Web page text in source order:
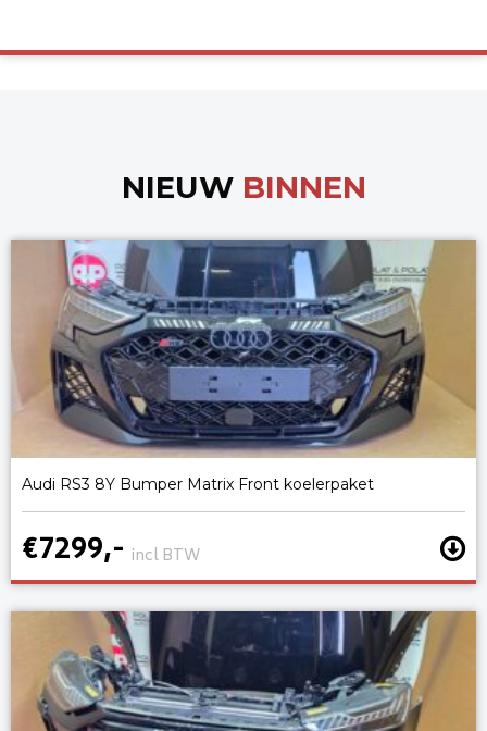
NIEUW BINNEN
Audi RS3 8Y Bumper Matrix Front koelerpaket
€7299,- incl BTW